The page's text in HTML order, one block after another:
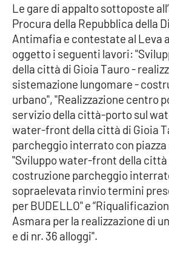
Venti di comunicazione
STREAMING
LaC TV
LaC Network
LaC OnAir
EDIZIONI
LOCALI
Catanzaro
Le gare di appalto sottoposte
Procura della Repubblica della
Antimafia e contestate al Leva
oggetto i seguenti lavori:
della città di Gioia Tauro -
sistemazione lungomare -
urbano", "Realizzazione centro
servizio della città-porto sul
water-front della città di Gioia
parcheggio interrato con
"Sviluppo water-front della città
costruzione parcheggio
sopraelevata rinvio termini
per BUDELLO" e
Asmara per la realizzazione di
e di nr. 36 alloggi".